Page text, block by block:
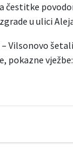
čestitke
u ulici
– Vilsonovo